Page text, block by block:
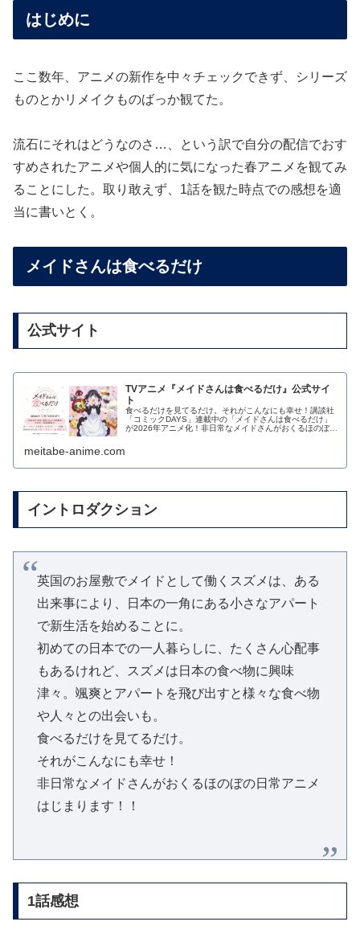
はじめに
ここ数年、アニメの新作を中々チェックできず、シリーズ
ものとかリメイクものばっか観てた。
流石にそれはどうなのさ…、という訳で自分の配信でおす
すめされたアニメや個人的に気になった春アニメを観てみ
ることにした。取り敢えず、1話を観た時点での感想を適
当に書いとく。
メイドさんは食べるだけ
公式サイト
TVアニメ『メイドさんは食べるだけ』公式サイ
ト
食べるだけを見てるだけ。それがこんなにも幸せ！講談社
「コミックDAYS」連載中の「メイドさんは食べるだけ」
が2026年アニメ化！非日常なメイドさんがおくるほのぼの
meitabe-anime.com
イントロダクション
英国のお屋敷でメイドとして働くスズメは、ある
出来事により、日本の一角にある小さなアパート
で新生活を始めることに。
初めての日本での一人暮らしに、たくさん心配事
もあるけれど、スズメは日本の食べ物に興味
津々。颯爽とアパートを飛び出すと様々な食べ物
や人々との出会いも。
食べるだけを見てるだけ。
それがこんなにも幸せ！
非日常なメイドさんがおくるほのぼの日常アニメ
はじまります！！
1話感想